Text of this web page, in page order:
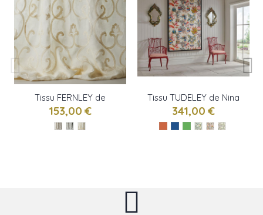
Tissu FERNLEY de
Colefax and Fowler
153,00 €
Tissu TUDELEY de Nina
Campbell
341,00 €